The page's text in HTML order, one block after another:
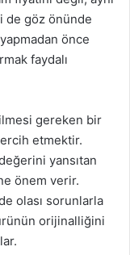
de göz önünde
önce
faydalı
gereken bir
etmektir.
yansıtan
önem verir.
olası sorunlarla
orijinalliğini